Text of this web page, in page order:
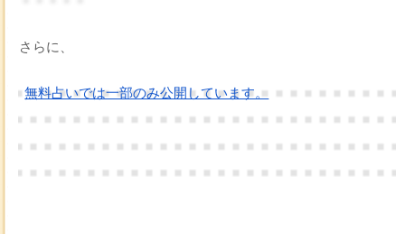
さらに、
無料占いでは一部のみ公開しています。